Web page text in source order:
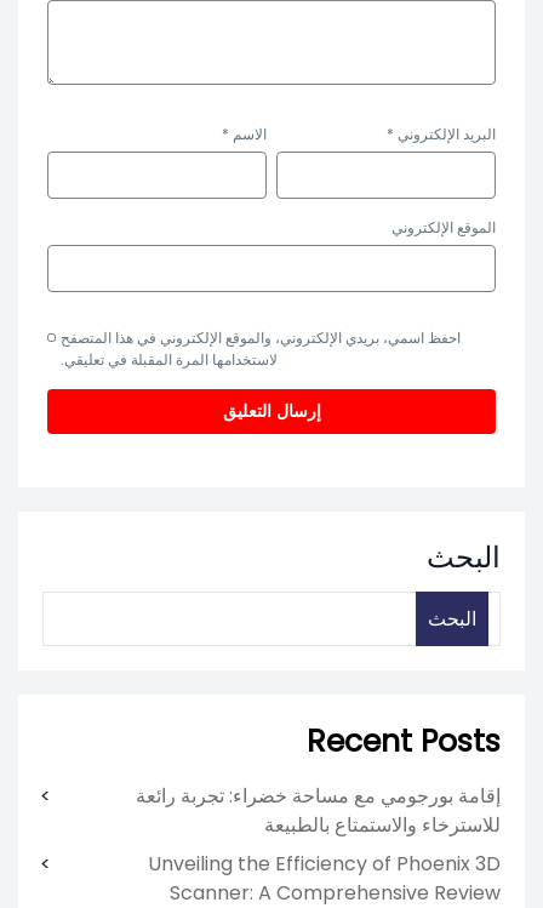
الاسم * البريد الإلكتروني *
الموقع الإلكتروني
احفظ اسمي، بريدي الإلكتروني، والموقع الإلكتروني في هذا المتصفح
لاستخدامها المرة المقبلة في تعليقي.
البحث
البحث
Recent Posts
إقامة بورجومي مع مساحة خضراء: تجربة رائعة
للاسترخاء والاستمتاع بالطبيعة
Unveiling the Efficiency of Phoenix 3D
Scanner: A Comprehensive Review